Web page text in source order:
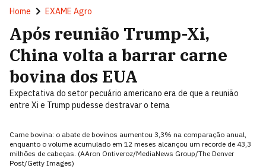
Home EXAME Agro
Após reunião Trump-Xi,
China volta a barrar carne
bovina dos EUA
Expectativa do setor pecuário americano era de que a reunião
entre Xi e Trump pudesse destravar o tema
Carne bovina: o abate de bovinos aumentou 3,3% na comparação anual,
enquanto o volume acumulado em 12 meses alcançou um recorde de 43,3
milhões de cabeças. (AAron Ontiveroz/MediaNews Group/The Denver
Post/Getty Images)